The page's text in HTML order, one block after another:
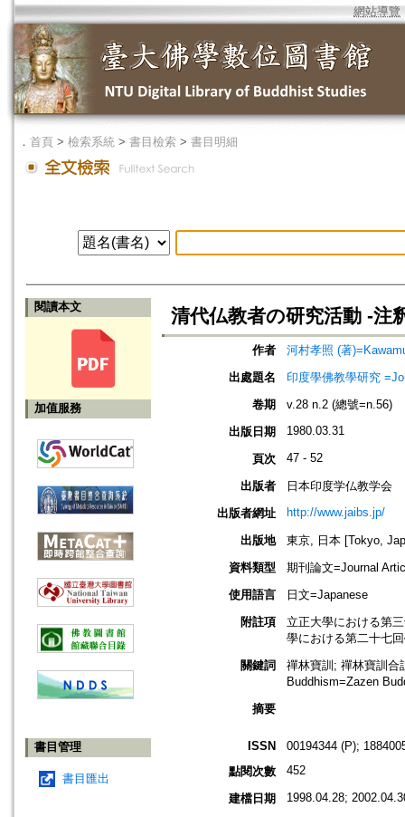
網站導覽
． 首頁 > 檢索系統 > 書目檢索 > 書目明細
閱讀本文
加值服務
書目管理
書目匯出
清代仏教者の研究活動 -注
作者
河村孝照 (著
出處題名
印度學佛教學研究
卷期
v.28 n.2 (總號=n.56)
出版日期
1980.03.31
頁次 47 - 52
出版者
日本印度学仏教学会
出版者網址
http://www.jaibs.jp/
出版地
東京, 日本 [Tokyo,
資料類型
期刊論文=Journal
使用語言
日文=Japanese
附註項
立正大學における第
學における第二十七
關鍵詞
禪林寶訓; 禪林寶訓合
Buddhism=Zazen
摘要
ISSN
00194344 (P);
點閱次數
452
建檔日期 1998.04.28;